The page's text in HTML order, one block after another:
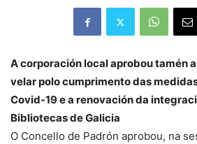
A corporación local aprobou tamén
velar polo cumprimento das
Covid-19 e a renovación da
Bibliotecas de Galicia
O Concello de Padrón aprobou, na